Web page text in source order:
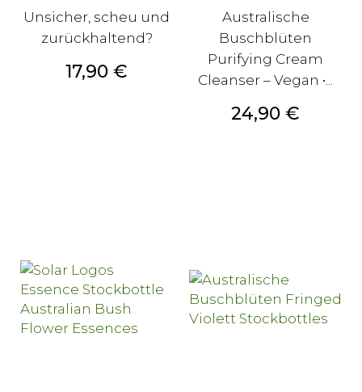
Unsicher, scheu und
zurückhaltend?
Preis
17,90 €
Australische
Buschblüten
Purifying Cream
Cleanser – Vegan •...
Preis
24,90 €